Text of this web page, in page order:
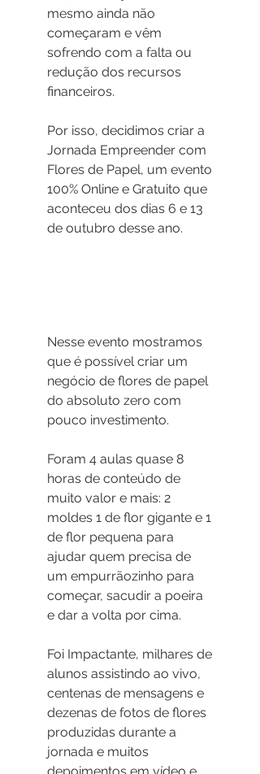
mesmo ainda não
começaram e vêm
sofrendo com a falta ou
redução dos recursos
financeiros.
Por isso, decidimos criar a
Jornada Empreender com
Flores de Papel, um evento
100% Online e Gratuito que
aconteceu dos dias 6 e 13
de outubro desse ano.
Nesse evento mostramos
que é possível criar um
negócio de flores de papel
do absoluto zero com
pouco investimento.
Foram 4 aulas quase 8
horas de conteúdo de
muito valor e mais: 2
moldes 1 de flor gigante e 1
de flor pequena para
ajudar quem precisa de
um empurrãozinho para
começar, sacudir a poeira
e dar a volta por cima.
Foi Impactante, milhares de
alunos assistindo ao vivo,
centenas de mensagens e
dezenas de fotos de flores
produzidas durante a
jornada e muitos